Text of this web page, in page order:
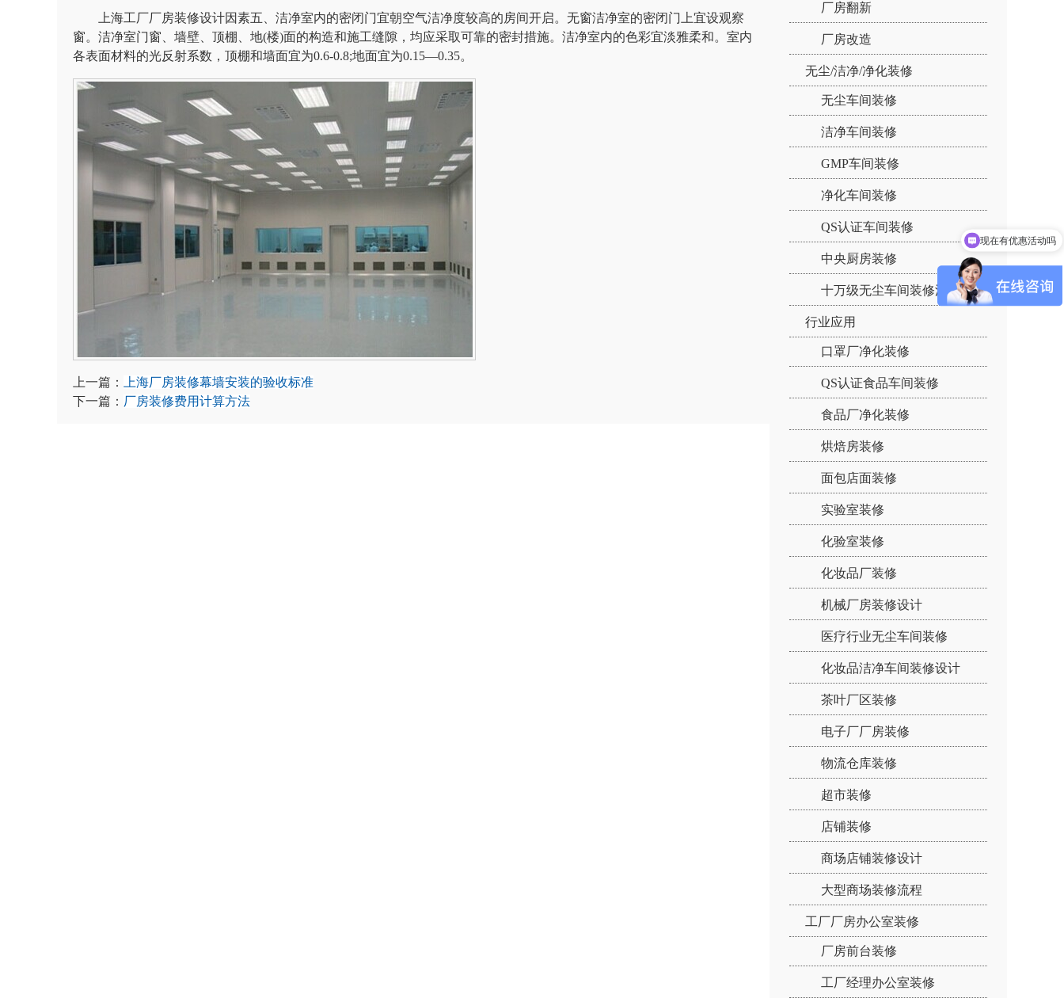
上海工厂厂房装修设计因素五、洁净室内的密闭门宜朝空气洁净度较高的房间开启。无窗洁净室的密闭门上宜设观察
窗。洁净室门窗、墙壁、顶棚、地(楼)面的构造和施工缝隙，均应采取可靠的密封措施。洁净室内的色彩宜淡雅柔和。室内
各表面材料的光反射系数，顶棚和墙面宜为0.6-0.8;地面宜为0.15—0.35。
上一篇：
上海厂房装修幕墙安装的验收标准
下一篇： 厂房装修费用计算方法
厂房翻新
厂房改造
无尘/洁净/净化装修
无尘车间装修
洁净车间装修
GMP车间装修
净化车间装修
QS认证车间装修
中央厨房装修
十万级无尘车间装修流程：
行业应用
口罩厂净化装修
QS认证食品车间装修
食品厂净化装修
烘焙房装修
面包店面装修
实验室装修
化验室装修
化妆品厂装修
机械厂房装修设计
医疗行业无尘车间装修
化妆品洁净车间装修设计
茶叶厂区装修
电子厂厂房装修
物流仓库装修
超市装修
店铺装修
商场店铺装修设计
大型商场装修流程
工厂厂房办公室装修
厂房前台装修
工厂经理办公室装修
可以介绍下你们的产品么
现在有优惠活动吗